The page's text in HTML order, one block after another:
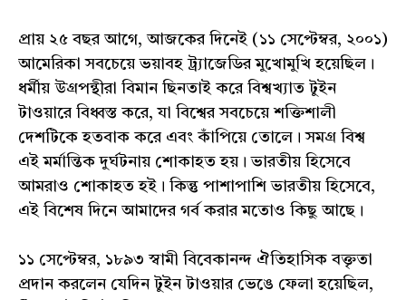
প্রায় ২৫ বছর আগে, আজকের দিনেই (১১ সেপ্টেম্বর, ২০০১)
আমেরিকা সবচেয়ে ভয়াবহ ট্র্যাজেডির মুখোমুখি হয়েছিল।
ধর্মীয় উগ্রপন্থীরা বিমান ছিনতাই করে বিশ্বখ্যাত টুইন
টাওয়ারে বিধ্বস্ত করে, যা বিশ্বের সবচেয়ে শক্তিশালী
দেশটিকে হতবাক করে এবং কাঁপিয়ে তোলে। সমগ্র বিশ্ব
এই মর্মান্তিক দুর্ঘটনায় শোকাহত হয়। ভারতীয় হিসেবে
আমরাও শোকাহত হই। কিন্তু পাশাপাশি ভারতীয় হিসেবে,
এই বিশেষ দিনে আমাদের গর্ব করার মতোও কিছু আছে।
১১ সেপ্টেম্বর, ১৮৯৩ স্বামী বিবেকানন্দ ঐতিহাসিক বক্তৃতা
প্রদান করলেন যেদিন টুইন টাওয়ার ভেঙে ফেলা হয়েছিল,